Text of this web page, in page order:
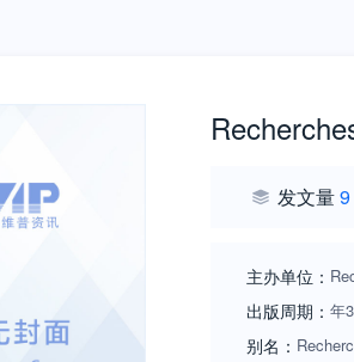
发文量9
主办单位：
出版周期： 年
别名：